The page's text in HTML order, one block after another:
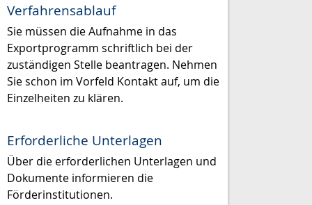
Verfahrensablauf
Sie müssen die Aufnahme in das
Exportprogramm schriftlich bei der
zuständigen Stelle beantragen. Nehmen
Sie schon im Vorfeld Kontakt auf, um die
Einzelheiten zu klären.
Erforderliche Unterlagen
Über die erforderlichen Unterlagen und
Dokumente informieren die
Förderinstitutionen.